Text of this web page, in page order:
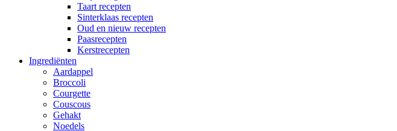
Taart recepten
Sinterklaas recepten
Oud en nieuw recepten
Paasrecepten
Kerstrecepten
Ingrediënten
Aardappel
Broccoli
Courgette
Couscous
Gehakt
Noedels